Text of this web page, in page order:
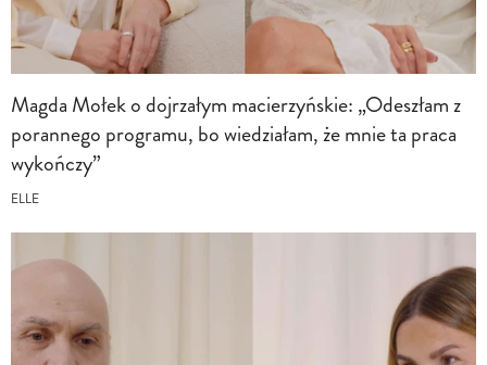
Magda Mołek o dojrzałym macierzyńskie: „Odeszłam z
porannego programu, bo wiedziałam, że mnie ta praca
wykończy”
ELLE